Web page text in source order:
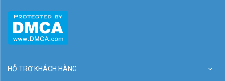
HỖ TRỢ KHÁCH HÀNG